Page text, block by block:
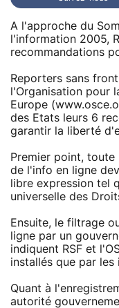
A l'approche du
l'information 2005,
recommandations
Reporters sans
l'Organisation pour
Europe
des Etats leurs 6
garantir la liberté
Premier point,
de l'info en ligne
libre expression tel
universelle des
Ensuite, le filtrage
ligne par un
indiquent RSF et
installés que par les
Quant à
autorité